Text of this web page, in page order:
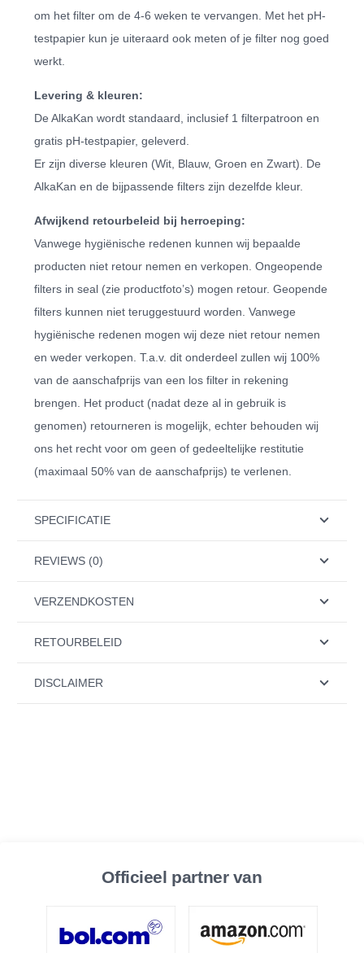
om het filter om de 4-6 weken te vervangen. Met het pH-
testpapier kun je uiteraard ook meten of je filter nog goed
werkt.
Levering & kleuren:
De AlkaKan wordt standaard, inclusief 1 filterpatroon en
gratis pH-testpapier, geleverd.
Er zijn diverse kleuren (Wit, Blauw, Groen en Zwart). De
AlkaKan en de bijpassende filters zijn dezelfde kleur.
Afwijkend retourbeleid bij herroeping:
Vanwege hygiënische redenen kunnen wij bepaalde
producten niet retour nemen en verkopen. Ongeopende
filters in seal (zie productfoto’s) mogen retour. Geopende
filters kunnen niet teruggestuurd worden. Vanwege
hygiënische redenen mogen wij deze niet retour nemen
en weder verkopen. T.a.v. dit onderdeel zullen wij 100%
van de aanschafprijs van een los filter in rekening
brengen. Het product (nadat deze al in gebruik is
genomen) retourneren is mogelijk, echter behouden wij
ons het recht voor om geen of gedeeltelijke restitutie
(maximaal 50% van de aanschafprijs) te verlenen.
SPECIFICATIE
REVIEWS (0)
VERZENDKOSTEN
RETOURBELEID
DISCLAIMER
Officieel partner van